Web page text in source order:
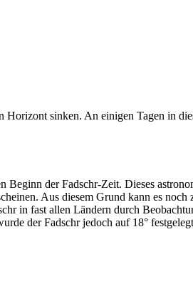
sinken. An einigen Tagen in
der Fadschr-Zeit. Dieses
Aus diesem Grund kann es
in fast allen Ländern durch
der Fadschr jedoch auf 18°